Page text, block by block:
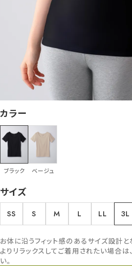
カラー
ブラック ベージュ
サイズ
SS S M L LL 3L
お体に沿うフィット感のあるサイズ設計と
よりリラックスしてご着用されたい場合は
い。